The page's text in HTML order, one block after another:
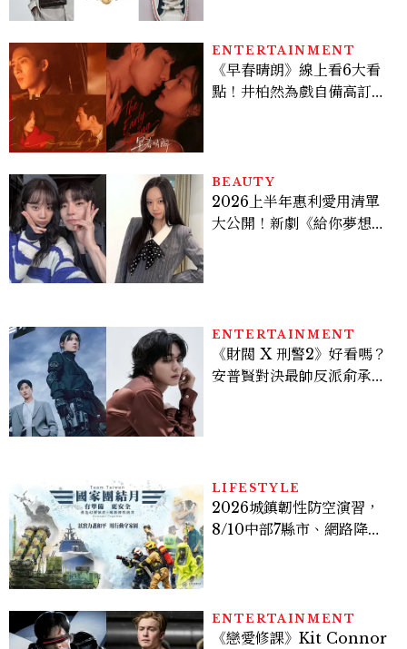
ENTERTAINMENT
《早春晴朗》線上看6大看
點！井柏然為戲自備高訂，
BEAUTY
2026上半年惠利愛用清單
大公開！新劇《給你夢想》
ENTERTAINMENT
《財閥 X 刑警2》好看嗎？
安普賢對決最帥反派俞承
LIFESTYLE
2026城鎮韌性防空演習，
8/10中部7縣市、網路降速
ENTERTAINMENT
《戀愛修課》Kit Connor